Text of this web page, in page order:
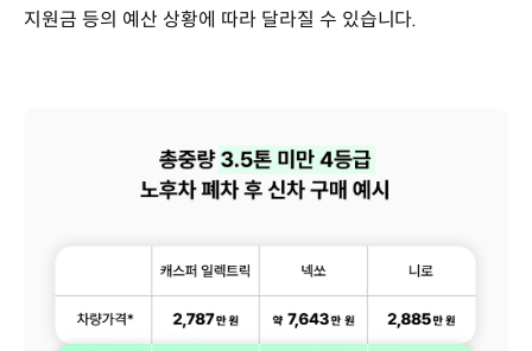
지원금 등의 예산 상황에 따라 달라질 수 있습니다.